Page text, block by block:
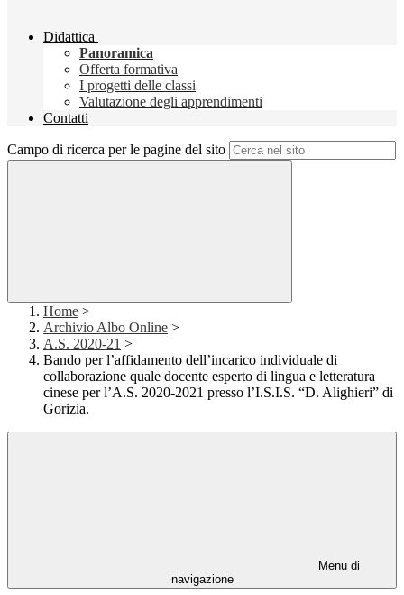
Didattica
Panoramica
Offerta formativa
I progetti delle classi
Valutazione degli apprendimenti
Contatti
Campo di ricerca per le pagine del sito
Home >
Archivio Albo Online >
A.S. 2020-21 >
Bando per l’affidamento dell’incarico individuale di
collaborazione quale docente esperto di lingua e letteratura
cinese per l’A.S. 2020-2021 presso l’I.S.I.S. “D. Alighieri” di
Gorizia.
Menu di
navigazione